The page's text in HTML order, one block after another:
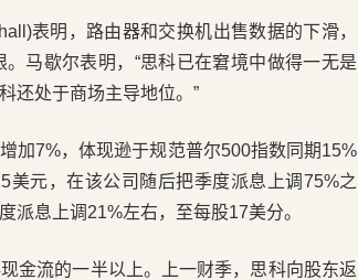
表明，路由器和交换机出售数据的下滑，
马歇尔表明，“思科已在窘境中做得一无是
还处于商场主导地位。”
加7%，体现逊于规范普尔500指数同期15%
元，在该公司随后把季度派息上调75%之
派息上调21%左右，至每股17美分。
金流的一半以上。上一财季，思科向股东返